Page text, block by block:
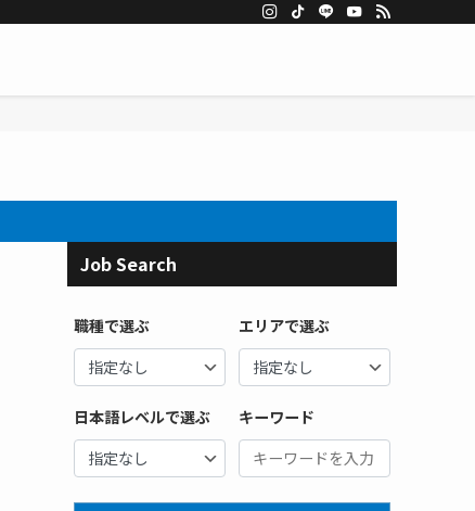
Job Search
職種で選ぶ エリアで選ぶ
日本語レベルで選ぶ キーワード